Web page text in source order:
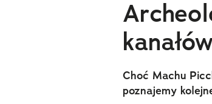
Choć Machu
poznajemy